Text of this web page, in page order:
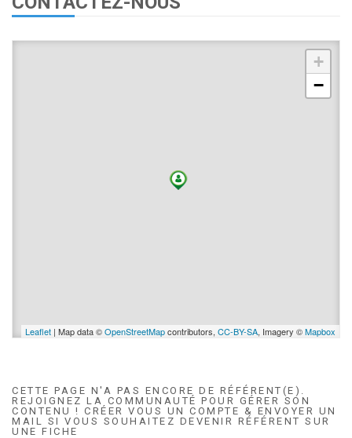
+
−
Leaflet | Map data ©OpenStreetMapcontributors, CC-BY-SA, Imagery ©Mapbox
CETTE PAGE N'A PAS ENCORE DE RÉFÉRENT(E).
REJOIGNEZ LA COMMUNAUTÉ POUR GÉRER SON
CONTENU ! CRÉER VOUS UN COMPTE & ENVOYER UN
MAIL SI VOUS SOUHAITEZ DEVENIR RÉFÉRENT SUR
UNE FICHE